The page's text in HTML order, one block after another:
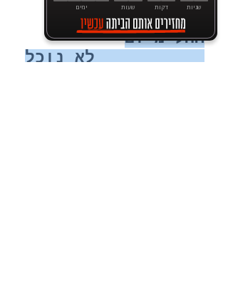
החל מיום
01/02/2023 לא נוכל
ימים שעות דקות שניות